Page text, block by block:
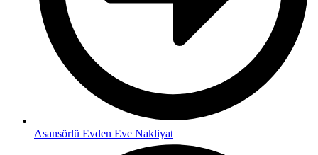
Asansörlü Evden Eve Nakliyat